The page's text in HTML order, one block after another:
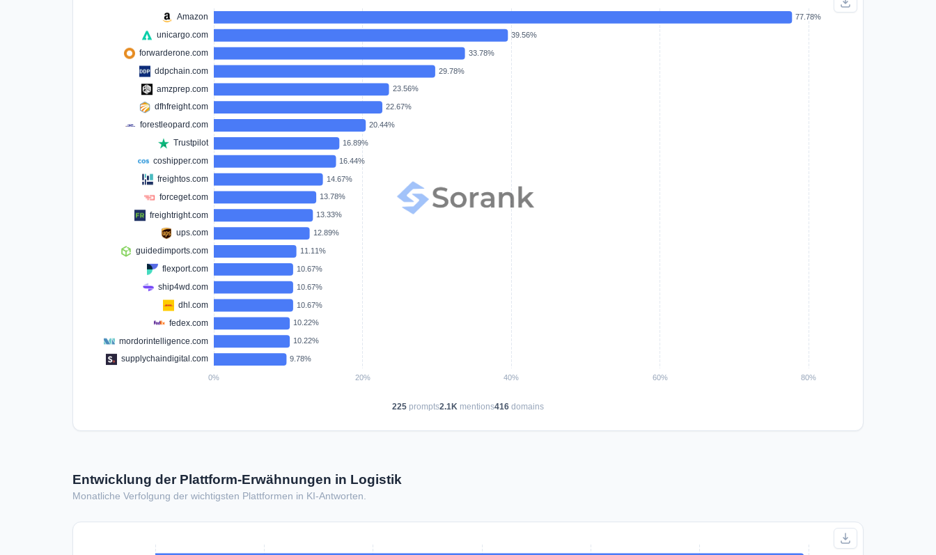
225 prompts2.1K mentions416 domains
Entwicklung der Plattform-Erwähnungen in Logistik
Monatliche Verfolgung der wichtigsten Plattformen in KI-Antworten.